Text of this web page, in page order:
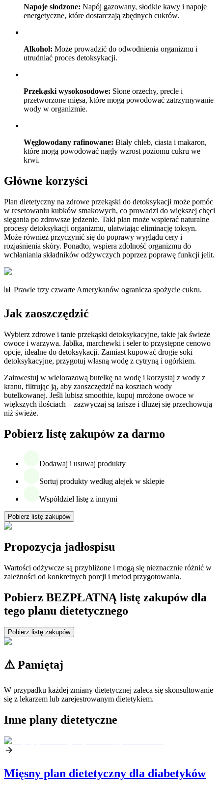
Napoje słodzone: Napój gazowany, słodkie kawy i napoje
energetyczne, które dostarczają zbędnych cukrów.
Alkohol: Może prowadzić do odwodnienia organizmu i
utrudniać proces detoksykacji.
Przekąski wysokosodowe: Słone orzechy, precle i
przetworzone mięsa, które mogą powodować zatrzymywanie
wody w organizmie.
Węglowodany rafinowane: Biały chleb, ciasta i makaron,
które mogą powodować nagły wzrost poziomu cukru we
krwi.
Główne korzyści
Plan dietetyczny na zdrowe przekąski do detoksykacji może pomóc
w resetowaniu kubków smakowych, co prowadzi do większej chęci
sięgania po zdrowsze jedzenie. Taki plan może wspierać naturalne
procesy detoksykacji organizmu, ułatwiając eliminację toksyn.
Może również przyczynić się do poprawy wyglądu cery i
rozjaśnienia skóry. Ponadto, wspiera zdolność organizmu do
wchłaniania składników odżywczych poprzez poprawę funkcji jelit.
📊 Prawie trzy czwarte Amerykanów ogranicza spożycie cukru.
Jak zaoszczędzić
Wybierz zdrowe i tanie przekąski detoksykacyjne, takie jak świeże
owoce i warzywa. Jabłka, marchewki i seler to przystępne cenowo
opcje, idealne do detoksykacji. Zamiast kupować drogie soki
detoksykacyjne, przygotuj własną wodę z cytryną i ogórkiem.
Zainwestuj w wielorazową butelkę na wodę i korzystaj z wody z
kranu, filtrując ją, aby zaoszczędzić na kosztach wody
butelkowanej. Jeśli lubisz smoothie, kupuj mrożone owoce w
większych ilościach – zazwyczaj są tańsze i dłużej się przechowują
niż świeże.
Pobierz listę zakupów za darmo
Dodawaj i usuwaj produkty
Sortuj produkty według alejek w sklepie
Współdziel listę z innymi
Pobierz listę zakupów
Propozycja jadłospisu
Wartości odżywcze są przybliżone i mogą się nieznacznie różnić w
zależności od konkretnych porcji i metod przygotowania.
Pobierz BEZPŁATNĄ listę zakupów dla
tego planu dietetycznego
Pobierz listę zakupów
⚠️ Pamiętaj
W przypadku każdej zmiany dietetycznej zaleca się skonsultowanie
się z lekarzem lub zarejestrowanym dietetykiem.
Inne plany dietetyczne
Mięsny plan dietetyczny dla diabetyków